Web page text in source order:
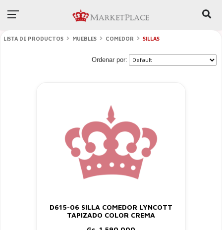
LISTA DE PRODUCTOS MUEBLES COMEDOR SILLAS
Ordenar por:
D615-06 SILLA COMEDOR LYNCOTT
TAPIZADO COLOR CREMA